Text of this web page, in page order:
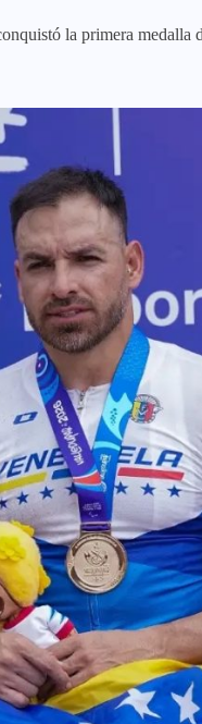
la primera medalla